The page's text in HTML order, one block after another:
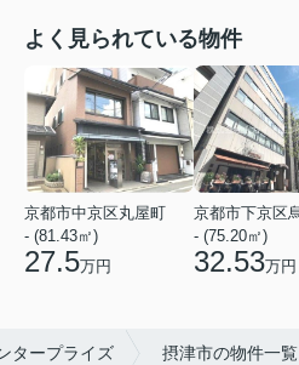
よく見られている物件
京都市中京区丸屋町
- (81.43㎡)
27.5万円
- (75.20㎡)
32.53万円
タープライズ 摂津市の物件一覧